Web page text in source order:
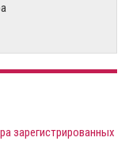
зарегистрированных